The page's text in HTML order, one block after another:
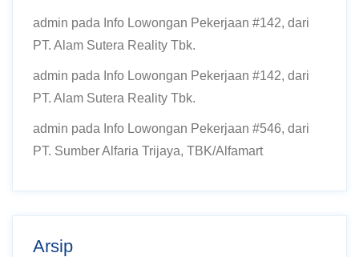
admin pada Info Lowongan Pekerjaan #142, dari
PT. Alam Sutera Reality Tbk.
admin pada Info Lowongan Pekerjaan #142, dari
PT. Alam Sutera Reality Tbk.
admin pada Info Lowongan Pekerjaan #546, dari
PT. Sumber Alfaria Trijaya, TBK/Alfamart
Arsip